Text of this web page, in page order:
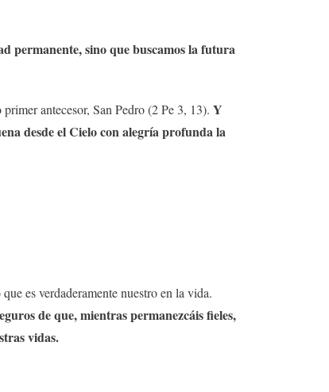
permanente, sino que buscamos la futura
antecesor, San Pedro (2 Pe 3, 13). Y
desde el Cielo con alegría profunda la
es verdaderamente nuestro en la vida.
de que, mientras permanezcáis fieles,
vidas.